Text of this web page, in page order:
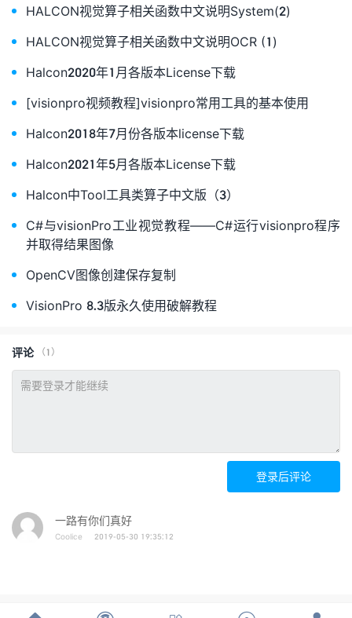
HALCON视觉算子相关函数中文说明System(2)
HALCON视觉算子相关函数中文说明OCR (1)
Halcon2020年1月各版本License下载
[visionpro视频教程]visionpro常用工具的基本使用
Halcon2018年7月份各版本license下载
Halcon2021年5月各版本License下载
Halcon中Tool工具类算子中文版（3）
C#与visionPro工业视觉教程——C#运行visionpro程序
并取得结果图像
OpenCV图像创建保存复制
VisionPro 8.3版永久使用破解教程
评论（1）
登录后评论
一路有你们真好
Coolice 2019-05-30 19:35:12